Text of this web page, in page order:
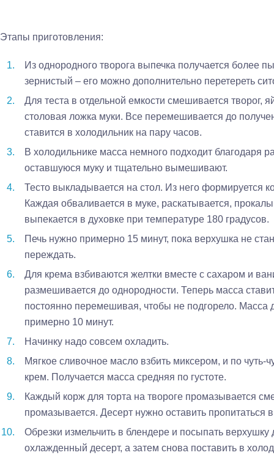
Этапы приготовления:
Из однородного творога выпечка получается более
зернистый – его можно дополнительно перетереть
Для теста в отдельной емкости смешивается творог,
столовая ложка муки. Все перемешивается до
ставится в холодильник на пару часов.
В холодильнике масса немного подходит благодаря
оставшуюся муку и тщательно вымешивают.
Тесто выкладывается на стол. Из него формируется
Каждая обваливается в муке, раскатывается,
выпекается в духовке при температуре 180 градусов.
Печь нужно примерно 15 минут, пока верхушка не
переждать.
Для крема взбиваются желтки вместе с сахаром и
размешивается до однородности. Теперь масса
постоянно перемешивая, чтобы не подгорело. Масса
примерно 10 минут.
Начинку надо совсем охладить.
Мягкое сливочное масло взбить миксером, и по чуть-
крем. Получается масса средняя по густоте.
Каждый корж для торта на твороге промазывается
промазывается. Десерт нужно оставить пропитаться
Обрезки измельчить в блендере и посыпать
охлажденный десерт, а затем снова поставить в